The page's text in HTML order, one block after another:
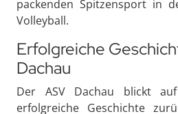
packenden Spitzensport in
Volleyball.
Erfolgreiche
Dachau
Der ASV Dachau blickt
erfolgreiche Geschichte